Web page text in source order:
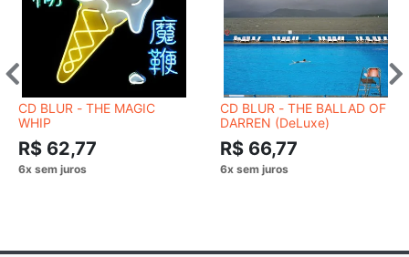
CD BLUR - THE MAGIC
WHIP
R$ 62,77
CD BLUR - THE BALLAD OF
DARREN (DeLuxe)
R$ 66,77